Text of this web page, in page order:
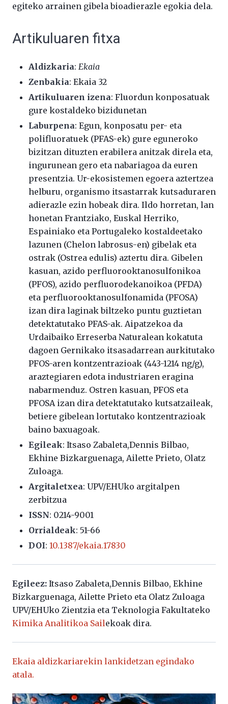
egiteko arrainen gibela bioadierazle egokia dela.
Artikuluaren fitxa
Aldizkaria: Ekaia
Zenbakia: Ekaia 32
Artikuluaren izena: Fluordun konposatuak
gure kostaldeko bizidunetan
Laburpena: Egun, konposatu per- eta
polifluoratuek (PFAS-ek) gure eguneroko
bizitzan dituzten erabilera anitzak direla eta,
ingurunean gero eta nabariagoa da euren
presentzia. Ur-ekosistemen egoera aztertzea
helburu, organismo itsastarrak kutsaduraren
adierazle ezin hobeak dira. Ildo horretan, lan
honetan Frantziako, Euskal Herriko,
Espainiako eta Portugaleko kostaldeetako
lazunen (Chelon labrosus-en) gibelak eta
ostrak (Ostrea edulis) aztertu dira. Gibelen
kasuan, azido perfluorooktanosulfonikoa
(PFOS), azido perfluorodekanoikoa (PFDA)
eta perfluorooktanosulfonamida (PFOSA)
izan dira laginak biltzeko puntu guztietan
detektatutako PFAS-ak. Aipatzekoa da
Urdaibaiko Erreserba Naturalean kokatuta
dagoen Gernikako itsasadarrean aurkitutako
PFOS-aren kontzentrazioak (443-1214 ng/g),
araztegiaren edota industriaren eragina
nabarmenduz. Ostren kasuan, PFOS eta
PFOSA izan dira detektatutako kutsatzaileak,
betiere gibelean lortutako kontzentrazioak
baino baxuagoak.
Egileak: Itsaso Zabaleta,Dennis Bilbao,
Ekhine Bizkarguenaga, Ailette Prieto, Olatz
Zuloaga.
Argitaletxea: UPV/EHUko argitalpen
zerbitzua
ISSN: 0214-9001
Orrialdeak: 51-66
DOI: 10.1387/ekaia.17830
Egileez: Itsaso Zabaleta,Dennis Bilbao, Ekhine
Bizkarguenaga, Ailette Prieto eta Olatz Zuloaga
UPV/EHUko Zientzia eta Teknologia Fakultateko
Kimika Analitikoa Sailekoak dira.
Ekaia aldizkariarekin lankidetzan egindako
atala.